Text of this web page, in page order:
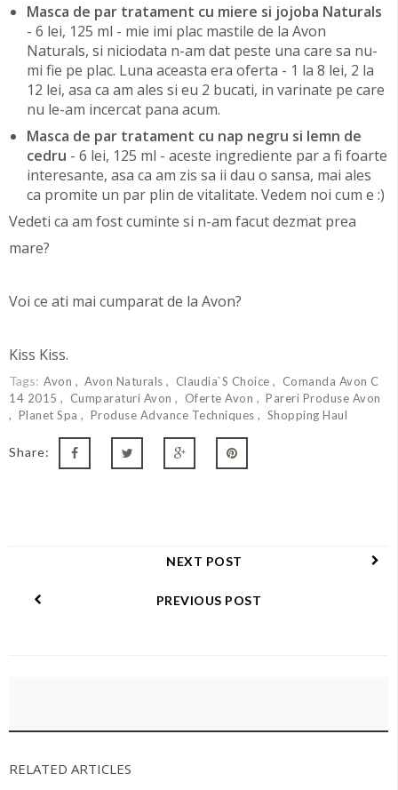
Masca de par tratament cu miere si jojoba Naturals
- 6 lei, 125 ml - mie imi plac mastile de la Avon
Naturals, si niciodata n-am dat peste una care sa nu-
mi fie pe plac. Luna aceasta era oferta - 1 la 8 lei, 2 la
12 lei, asa ca am ales si eu 2 bucati, in varinate pe care
nu le-am incercat pana acum.
Masca de par tratament cu nap negru si lemn de
cedru - 6 lei, 125 ml - aceste ingrediente par a fi foarte
interesante, asa ca am zis sa ii dau o sansa, mai ales
ca promite un par plin de vitalitate. Vedem noi cum e :)
Vedeti ca am fost cuminte si n-am facut dezmat prea
mare?
Voi ce ati mai cumparat de la Avon?
Kiss Kiss.
Tags: Avon Avon Naturals Claudia`s Choice
Comanda Avon C
14 2015
Cumparaturi Avon Oferte Avon
Pareri Produse Avon
Planet Spa
Produse Advance Techniques Shopping Haul
Share:
NEXT POST
PREVIOUS POST
RELATED ARTICLES